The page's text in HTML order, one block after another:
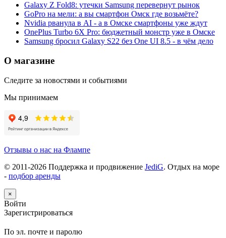
Galaxy Z Fold8: утечки Samsung перевернут рынок
GoPro на мели: а вы смартфон Омск где возьмёте?
Nvidia рванула в AI - а в Омске смартфоны уже ждут
OnePlus Turbo 6X Pro: бюджетный монстр уже в Омске
Samsung бросил Galaxy S22 без One UI 8.5 - в чём дело
О магазине
Следите за новостями и событиями
Мы принимаем
Отзывы о нас на Флампе
© 2011-2026 Поддержка и продвижение JediG. Отдых на море
- подбор аренды
×
Войти
Зарегистрироваться
По эл. почте и паролю